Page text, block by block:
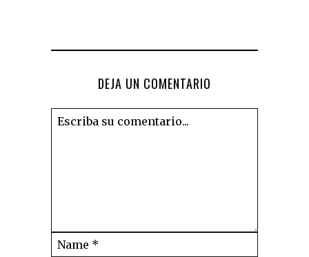
DEJA UN COMENTARIO